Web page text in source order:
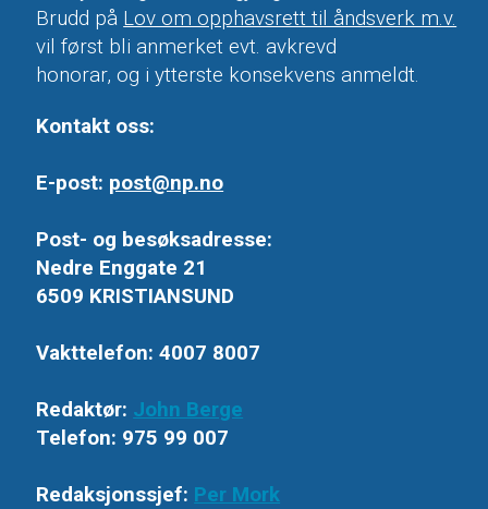
Brudd på Lov om opphavsrett til åndsverk m.v.
vil først bli anmerket evt. avkrevd
honorar, og i ytterste konsekvens anmeldt.
Kontakt oss:
E-post: post@np.no
Post- og besøksadresse:
Nedre Enggate 21
6509 KRISTIANSUND
Vakttelefon: 4007 8007
Redaktør: John Berge
Telefon: 975 99 007
Redaksjonssjef: Per Mork